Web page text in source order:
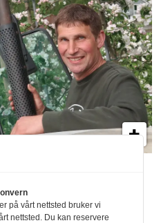
med
på vårt nettsted bruker vi
nettsted. Du kan reservere